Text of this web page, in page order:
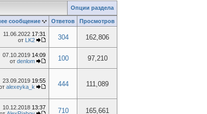
Опции раздела
сообщение Ответов Просмотров
11.06.2022 17:31
от LK2 304 162,806
07.10.2019 14:09
от denlom 100 97,210
23.09.2019 19:55
alexeyka_k 444 111,089
10.12.2018 13:37
710 165,661